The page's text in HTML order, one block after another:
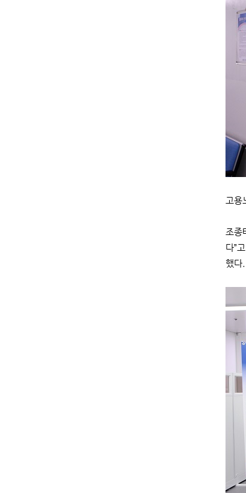
고용
조종
다”
했다.